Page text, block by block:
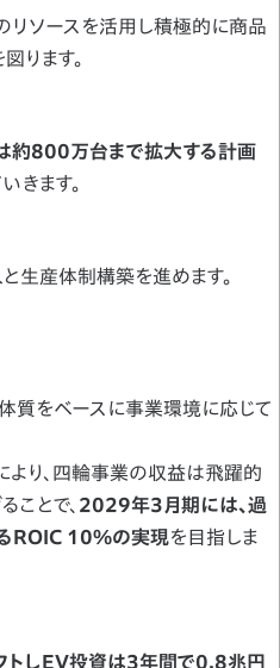
リソースを活用し積極的に商品
ります。
約800万台まで拡大する計画
きます。
生産体制構築を進めます。
質をベースに事業環境に応じて
り、四輪事業の収益は飛躍的
とで、 2029年3月期には、過
ROIC 10%の実現を目指しま
トしEV投資は3年間で0.8兆円